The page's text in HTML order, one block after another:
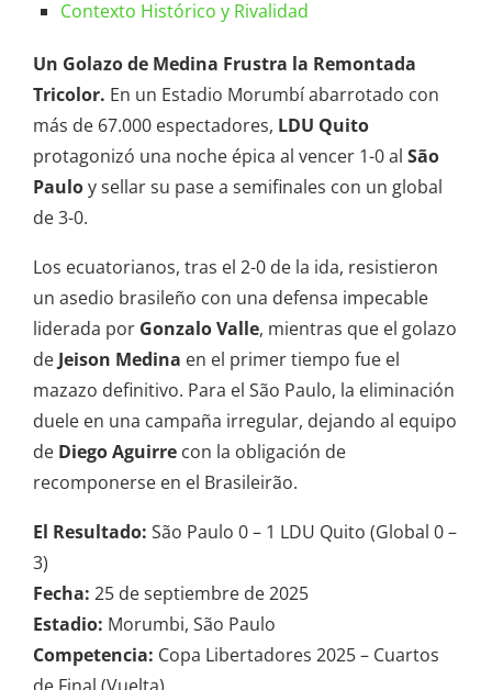
Contexto Histórico y Rivalidad
Un Golazo de Medina Frustra la Remontada
Tricolor. En un Estadio Morumbí abarrotado con
más de 67.000 espectadores, LDU Quito
protagonizó una noche épica al vencer 1-0 al São
Pauloy sellar su pase a semifinales con un global
de 3-0.
Los ecuatorianos, tras el 2-0 de la ida, resistieron
un asedio brasileño con una defensa impecable
liderada por Gonzalo Valle, mientras que el golazo
de Jeison Medina en el primer tiempo fue el
mazazo definitivo. Para el São Paulo, la eliminación
duele en una campaña irregular, dejando al equipo
de Diego Aguirre con la obligación de
recomponerse en el Brasileirão.
El Resultado: São Paulo 0 – 1 LDU Quito (Global 0 –
3)
Fecha: 25 de septiembre de 2025
Estadio: Morumbi, São Paulo
Competencia: Copa Libertadores 2025 – Cuartos